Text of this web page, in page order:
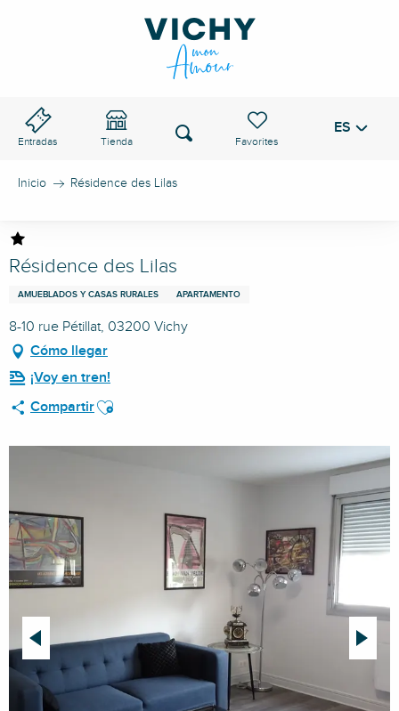
Entradas Tienda
Voir les favoris
Buscar ES
Inicio Résidence des Lilas
Résidence des Lilas
AMUEBLADOS Y CASAS RURALES APARTAMENTO
8-10 rue Pétillat, 03200 Vichy
Cómo llegar
¡Voy en tren!
CompartirAjouter aux favoris